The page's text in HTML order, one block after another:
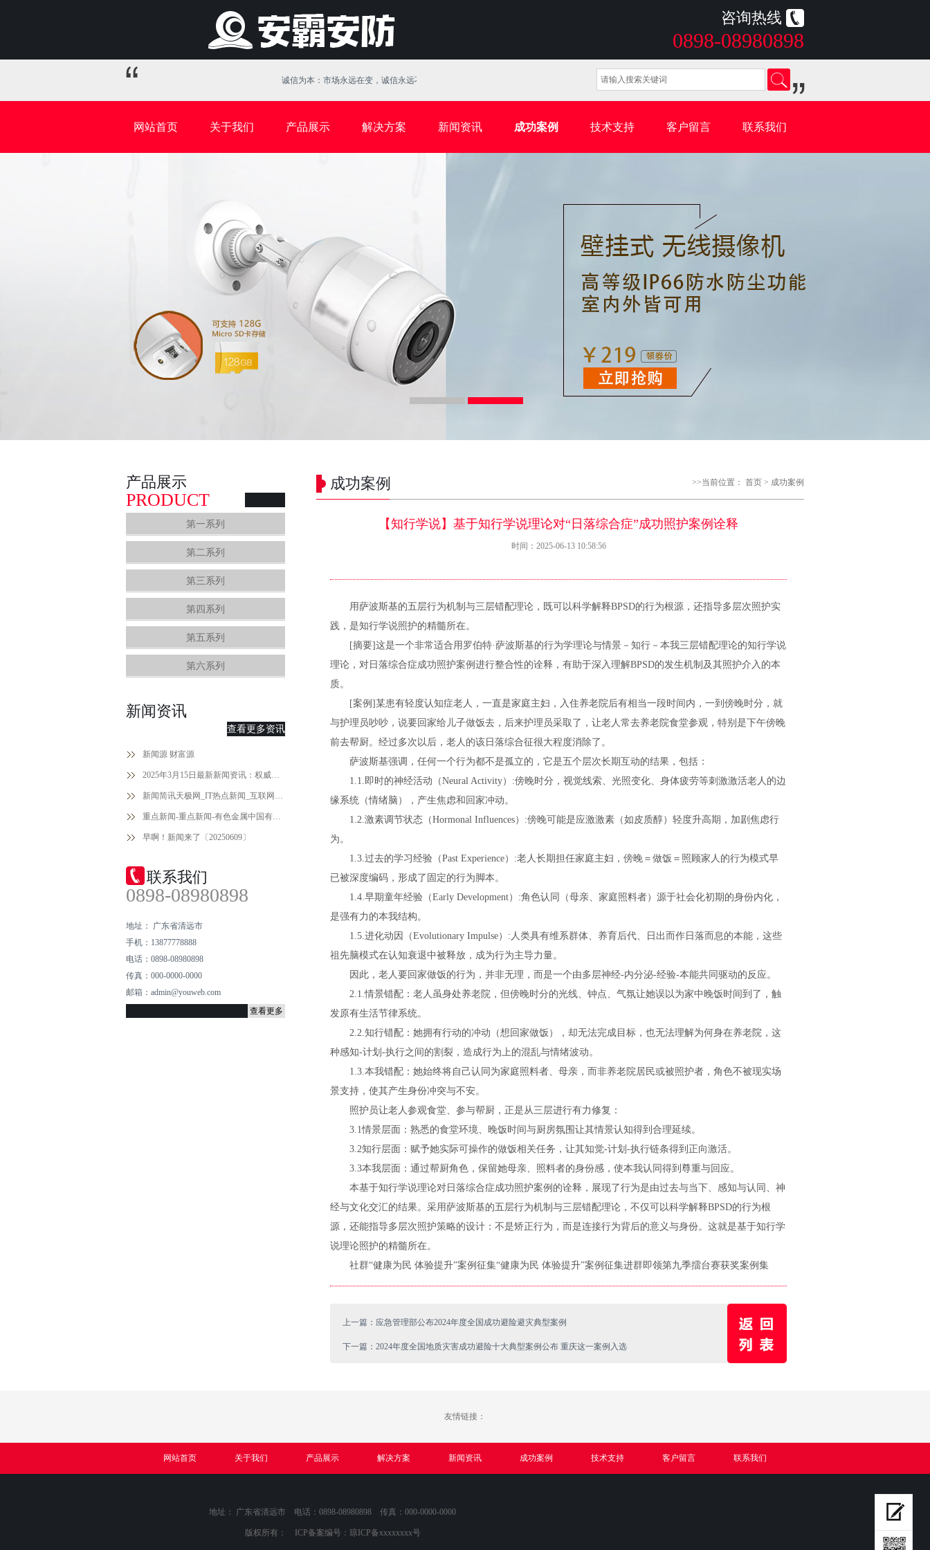
咨询热线
0898-08980898
诚信为本：市场永远在变，诚信永远不变。
网站首页 关于我们 产品展示 解决方案 新闻资讯 成功案例 技术支持 客户留言 联系我们
产品展示
PRODUCT
第一系列
第二系列
第三系列
第四系列
第五系列
第六系列
新闻资讯
查看更多资讯
新闻源 财富源
2025年3月15日最新新闻资讯：权威解读与前瞻分析！
新闻简讯天极网_IT热点新闻_互联网热点
重点新闻-重点新闻-有色金属中国有色网-中国金属报主办
早啊！新闻来了〔20250609〕
联系我们
0898-08980898
地址： 广东省清远市
手机：13877778888
电话：0898-08980898
传真：000-0000-0000
邮箱：admin@youweb.com
查看更多
成功案例 >>当前位置： 首页 > 成功案例
【知行学说】基于知行学说理论对“日落综合症”成功照护案例诠释
时间：2025-06-13 10:58:56
用萨波斯基的五层行为机制与三层错配理论，既可以科学解释BPSD的行为根源，还指导多层次照护实
践，是知行学说照护的精髓所在。
[摘要]这是一个非常适合用罗伯特·萨波斯基的行为学理论与情景－知行－本我三层错配理论的知行学说
理论，对日落综合症成功照护案例进行整合性的诠释，有助于深入理解BPSD的发生机制及其照护介入的本
质。
[案例]某患有轻度认知症老人，一直是家庭主妇，入住养老院后有相当一段时间内，一到傍晚时分，就
与护理员吵吵，说要回家给儿子做饭去，后来护理员采取了，让老人常去养老院食堂参观，特别是下午傍晚
前去帮厨。经过多次以后，老人的该日落综合征很大程度消除了。
萨波斯基强调，任何一个行为都不是孤立的，它是五个层次长期互动的结果，包括：
1.1.即时的神经活动（Neural Activity）:傍晚时分，视觉线索、光照变化、身体疲劳等刺激激活老人的边
缘系统（情绪脑），产生焦虑和回家冲动。
1.2.激素调节状态（Hormonal Influences）:傍晚可能是应激激素（如皮质醇）轻度升高期，加剧焦虑行
为。
1.3.过去的学习经验（Past Experience）:老人长期担任家庭主妇，傍晚＝做饭＝照顾家人的行为模式早
已被深度编码，形成了固定的行为脚本。
1.4.早期童年经验（Early Development）:角色认同（母亲、家庭照料者）源于社会化初期的身份内化，
是强有力的本我结构。
1.5.进化动因（Evolutionary Impulse）:人类具有维系群体、养育后代、日出而作日落而息的本能，这些
祖先脑模式在认知衰退中被释放，成为行为主导力量。
因此，老人要回家做饭的行为，并非无理，而是一个由多层神经-内分泌-经验-本能共同驱动的反应。
2.1.情景错配：老人虽身处养老院，但傍晚时分的光线、钟点、气氛让她误以为家中晚饭时间到了，触
发原有生活节律系统。
2.2.知行错配：她拥有行动的冲动（想回家做饭），却无法完成目标，也无法理解为何身在养老院，这
种感知-计划-执行之间的割裂，造成行为上的混乱与情绪波动。
1.3.本我错配：她始终将自己认同为家庭照料者、母亲，而非养老院居民或被照护者，角色不被现实场
景支持，使其产生身份冲突与不安。
照护员让老人参观食堂、参与帮厨，正是从三层进行有力修复：
3.1情景层面：熟悉的食堂环境、晚饭时间与厨房氛围让其情景认知得到合理延续。
3.2知行层面：赋予她实际可操作的做饭相关任务，让其知觉-计划-执行链条得到正向激活。
3.3本我层面：通过帮厨角色，保留她母亲、照料者的身份感，使本我认同得到尊重与回应。
本基于知行学说理论对日落综合症成功照护案例的诠释，展现了行为是由过去与当下、感知与认同、神
经与文化交汇的结果。采用萨波斯基的五层行为机制与三层错配理论，不仅可以科学解释BPSD的行为根
源，还能指导多层次照护策略的设计：不是矫正行为，而是连接行为背后的意义与身份。这就是基于知行学
说理论照护的精髓所在。
社群“健康为民 体验提升”案例征集“健康为民 体验提升”案例征集进群即领第九季擂台赛获奖案例集
上一篇：应急管理部公布2024年度全国成功避险避灾典型案例
下一篇：2024年度全国地质灾害成功避险十大典型案例公布 重庆这一案例入选
友情链接：
网站首页 关于我们 产品展示 解决方案 新闻资讯 成功案例 技术支持 客户留言 联系我们
地址： 广东省清远市 电话：0898-08980898 传真：000-0000-0000
版权所有： ICP备案编号： 琼ICP备xxxxxxxx号